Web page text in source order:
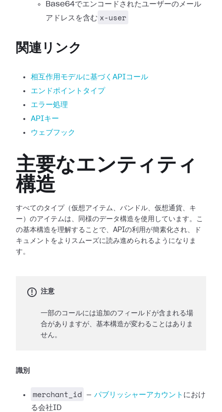
Base64でエンコードされたユーザーのメール
アドレスを含む x-user
関連リンク
相互作用モデルに基づくAPIコール
エンドポイントタイプ
エラー処理
APIキー
ウェブフック
主要なエンティティ
構造
すべてのタイプ（仮想アイテム、バンドル、仮想通貨、キ
ー）のアイテムは、同様のデータ構造を使用しています。こ
の基本構造を理解することで、APIの利用が簡素化され、ド
キュメントをよりスムーズに読み進められるようになりま
す。
注意
一部のコールには追加のフィールドが含まれる場
合がありますが、基本構造が変わることはありま
せん。
識別
merchant_id — パブリッシャーアカウント におけ
る会社ID